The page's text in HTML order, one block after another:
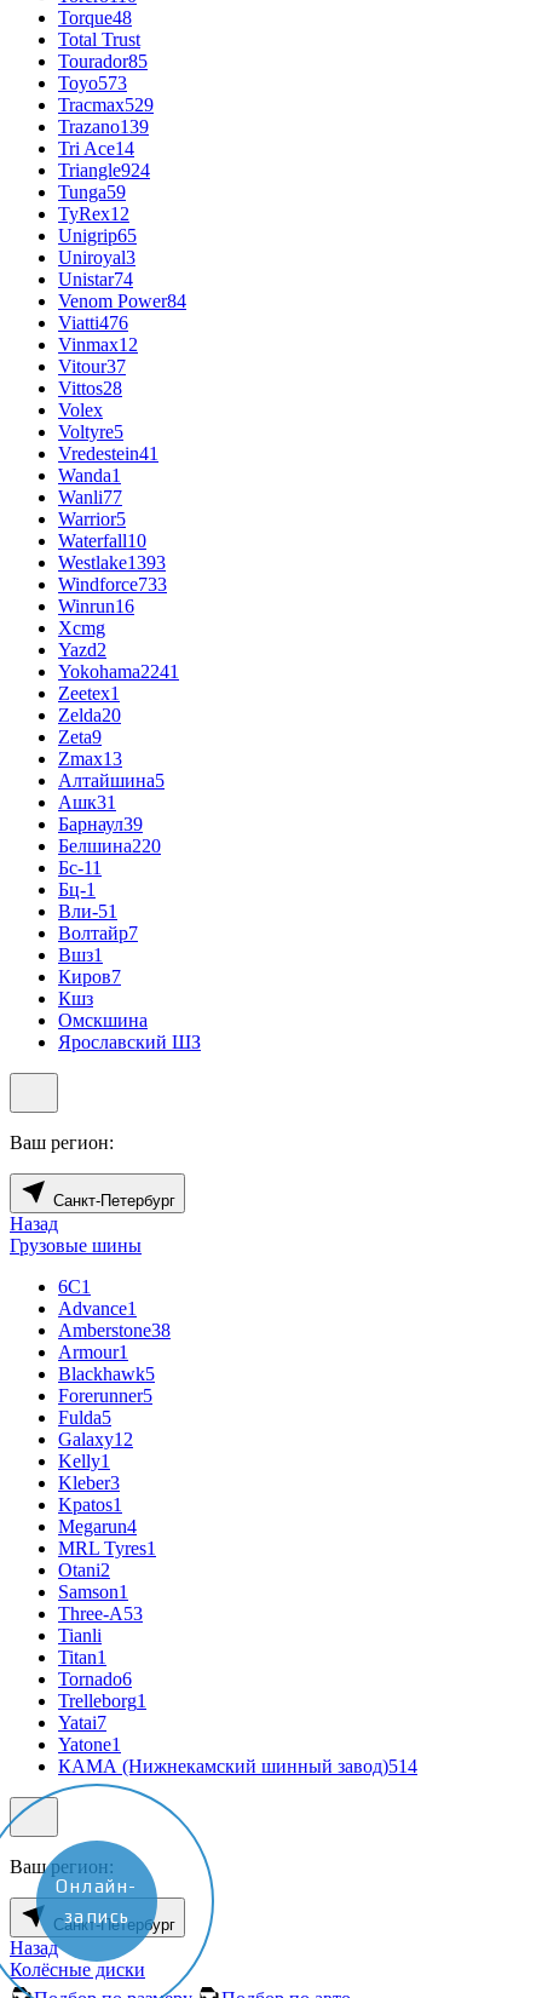
Torque48
Total Trust
Tourador85
Toyo573
Tracmax529
Trazano139
Tri Ace14
Triangle924
Tunga59
TyRex12
Unigrip65
Uniroyal3
Unistar74
Venom Power84
Viatti476
Vinmax12
Vitour37
Vittos28
Volex
Voltyre5
Vredestein41
Wanda1
Wanli77
Warrior5
Waterfall10
Westlake1393
Windforce733
Winrun16
Xcmg
Yazd2
Yokohama2241
Zeetex1
Zelda20
Zeta9
Zmax13
Алтайшина5
Ашк31
Барнаул39
Белшина220
Бс-11
Бц-1
Вли-51
Волтайр7
Вшз1
Киров7
Кшз
Омскшина
Ярославский ШЗ
Ваш регион:
Санкт-Петербург
Назад
Грузовые шины
6С1
Advance1
Amberstone38
Armour1
Blackhawk5
Forerunner5
Fulda5
Galaxy12
Kelly1
Kleber3
Kpatos1
Megarun4
MRL Tyres1
Otani2
Samson1
Three-A53
Tianli
Titan1
Tornado6
Trelleborg1
Yatai7
Yatone1
КАМА (Нижнекамский шинный завод)514
Ваш регион:
Санкт-Петербург
Назад
Колёсные диски
Онлайн-
запись